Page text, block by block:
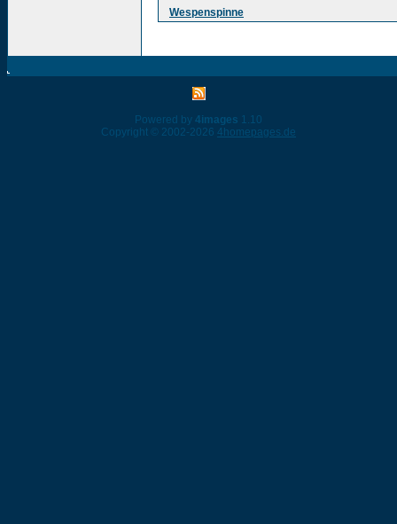
Wespenspinne
Powered by 4images 1.10
Copyright © 2002-2026 4homepages.de